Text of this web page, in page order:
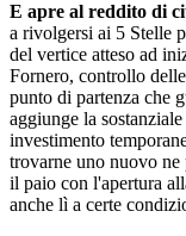
E apre al reddito di
a rivolgersi ai 5 Stelle
del vertice atteso ad
Fornero, controllo
punto di partenza che
aggiunge la
investimento
trovarne uno nuovo ne
il paio con l'apertura
anche lì a certe